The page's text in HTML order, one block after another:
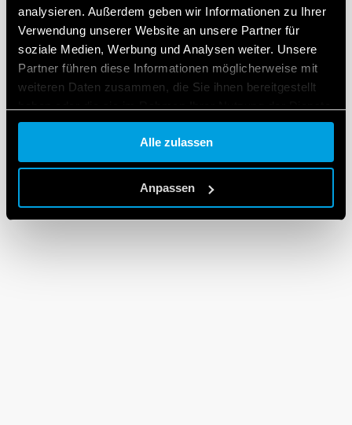
analysieren. Außerdem geben wir Informationen zu Ihrer
Verwendung unserer Website an unsere Partner für
soziale Medien, Werbung und Analysen weiter. Unsere
Partner führen diese Informationen möglicherweise mit
weiteren Daten zusammen, die Sie ihnen bereitgestellt
gesammelt haben.
Cookie policy.
Alle zulassen
Anpassen